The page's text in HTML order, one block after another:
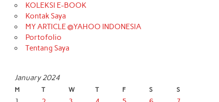
KOLEKSI E-BOOK
Kontak Saya
MY ARTICLE @YAHOO INDONESIA
Portofolio
Tentang Saya
January 2024
M T W T F S S